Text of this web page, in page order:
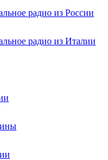
радио из России
радио из Италии